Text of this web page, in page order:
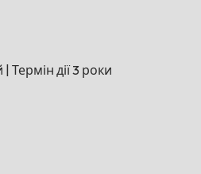
Термін дії 3 роки